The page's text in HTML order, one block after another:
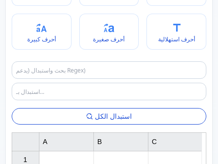
أحرف كبيرة أحرف صغيرة أحرف استهلالية
استبدال الكل
1
A B C